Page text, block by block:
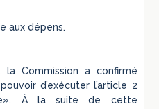
aux dépens.
Commission a confirmé
d’exécuter l’article 2
À la suite de cette